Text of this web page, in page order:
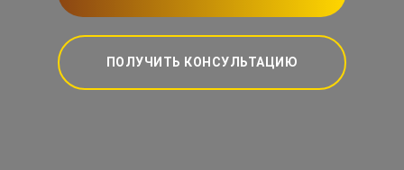
ПОЛУЧИТЬ КОНСУЛЬТАЦИЮ